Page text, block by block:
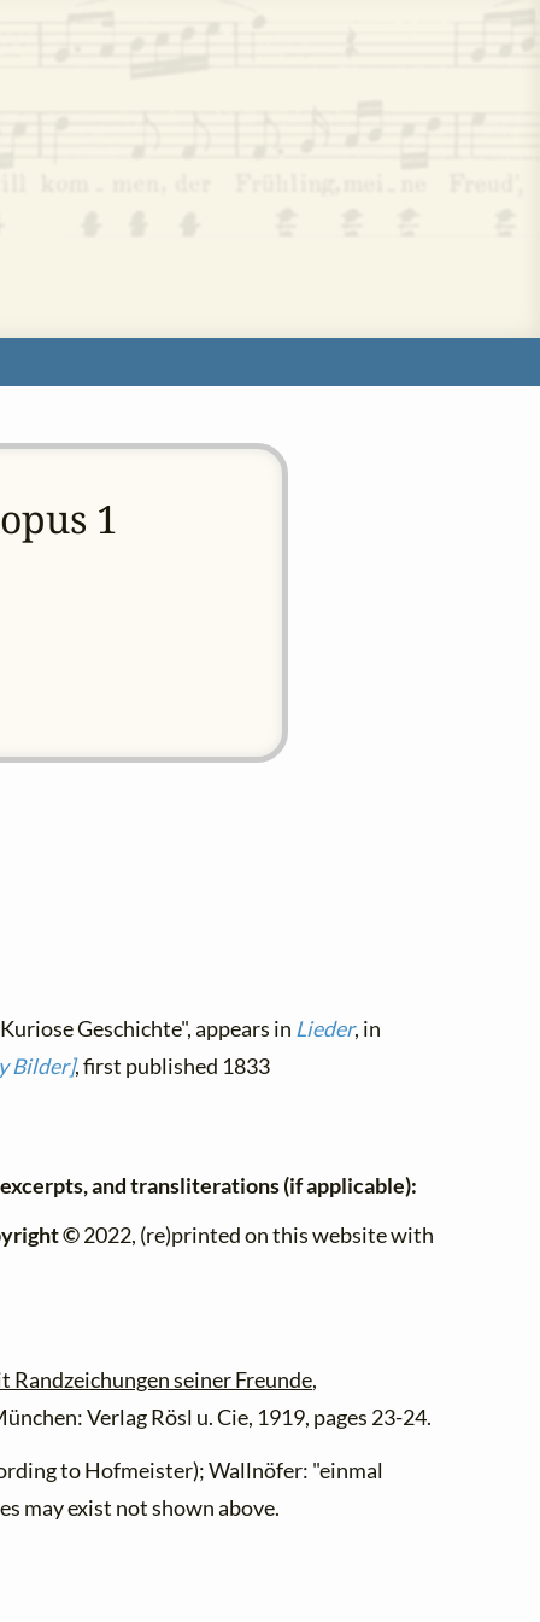
1
Geschichte", appears in Lieder, in
Bilder], first published 1833
and transliterations (if applicable):
©2022, (re)printed on this website with
Randzeichungen seiner Freunde,
Verlag Rösl u. Cie, 1919, pages 23-24.
to Hofmeister); Wallnöfer: "einmal
may exist not shown above.